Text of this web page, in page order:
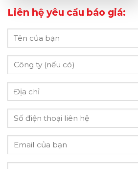
Liên hệ yêu cầu báo giá: